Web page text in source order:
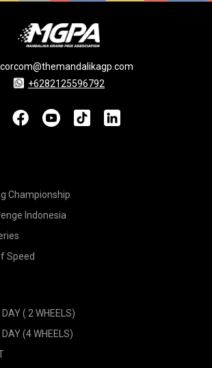
corcom@themandalikagp.com
+6282125596792
Championship
Indonesia
Speed
( 2 WHEELS)
(4 WHEELS)